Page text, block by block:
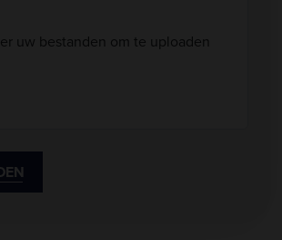
uw bestanden om te uploaden